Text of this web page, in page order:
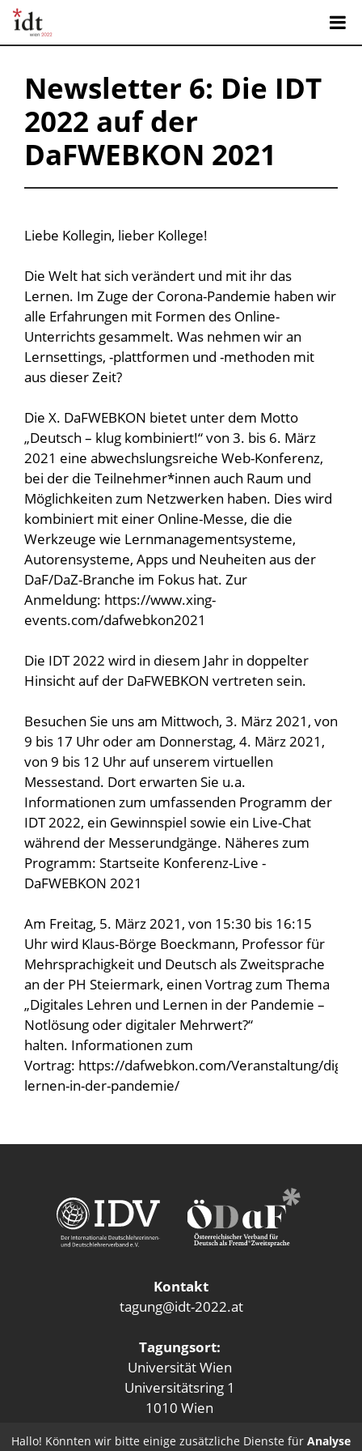
Newsletter 6: Die IDT
2022 auf der
DaFWEBKON 2021
Liebe Kollegin, lieber Kollege!
Die Welt hat sich verändert und mit ihr das
Lernen. Im Zuge der Corona-Pandemie haben wir
alle Erfahrungen mit Formen des Online-
Unterrichts gesammelt. Was nehmen wir an
Lernsettings, -plattformen und -methoden mit
aus dieser Zeit?
Die X. DaFWEBKON bietet unter dem Motto
„Deutsch – klug kombiniert!“ von 3. bis 6. März
2021 eine abwechslungsreiche Web-Konferenz,
bei der die Teilnehmer*innen auch Raum und
Möglichkeiten zum Netzwerken haben. Dies wird
kombiniert mit einer Online-Messe, die die
Werkzeuge wie Lernmanagementsysteme,
Autorensysteme, Apps und Neuheiten aus der
DaF/DaZ-Branche im Fokus hat. Zur
Anmeldung: https://www.xing-
events.com/dafwebkon2021
Die IDT 2022 wird in diesem Jahr in doppelter
Hinsicht auf der DaFWEBKON vertreten sein.
Besuchen Sie uns am Mittwoch, 3. März 2021, von
9 bis 17 Uhr oder am Donnerstag, 4. März 2021,
von 9 bis 12 Uhr auf unserem virtuellen
Messestand. Dort erwarten Sie u.a.
Informationen zum umfassenden Programm der
IDT 2022, ein Gewinnspiel sowie ein Live-Chat
während der Messerundgänge. Näheres zum
Programm: Startseite Konferenz-Live -
DaFWEBKON 2021
Am Freitag, 5. März 2021, von 15:30 bis 16:15
Uhr wird Klaus-Börge Boeckmann, Professor für
Mehrsprachigkeit und Deutsch als Zweitsprache
an der PH Steiermark, einen Vortrag zum Thema
„Digitales Lehren und Lernen in der Pandemie –
Notlösung oder digitaler Mehrwert?“
halten. Informationen zum
Vortrag: https://dafwebkon.com/Veranstaltung/
lernen-in-der-pandemie/
Kontakt
tagung@idt-2022.at
Tagungsort:
Universität Wien
Universitätsring 1
1010 Wien
Hallo! Könnten wir bitte einige zusätzliche Dienste für Analyse